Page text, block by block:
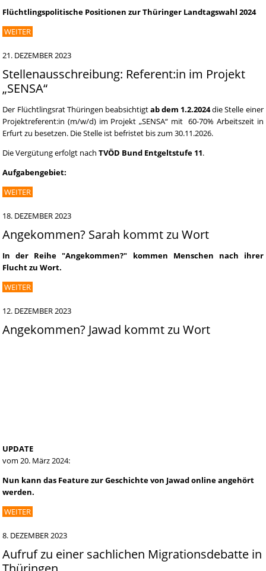
Flüchtlingspolitische Positionen zur Thüringer Landtagswahl 2024
WEITER
21. DEZEMBER 2023
Stellenausschreibung: Referent:in im Projekt
„SENSA“
Der Flüchtlingsrat Thüringen beabsichtigtab dem 1.2.2024die Stelle einer
Projektreferent:in (m/w/d) im Projekt „SENSA“ mit 60-70% Arbeitszeit in
Erfurt zu besetzen. Die Stelle ist befristet bis zum 30.11.2026.
Die Vergütung erfolgt nachTVÖD Bund Entgeltstufe 11.
Aufgabengebiet:
WEITER
18. DEZEMBER 2023
Angekommen? Sarah kommt zu Wort
In der Reihe "Angekommen?" kommen Menschen nach ihrer
Flucht zu Wort.
WEITER
12. DEZEMBER 2023
Angekommen? Jawad kommt zu Wort
UPDATE
vom 20. März 2024:
Nun kann das Feature zur Geschichte von Jawad online angehört
werden.
WEITER
8. DEZEMBER 2023
Aufruf zu einer sachlichen Migrationsdebatte in